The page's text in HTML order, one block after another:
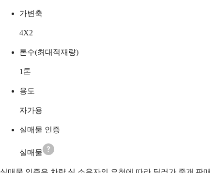
가변축
4X2
톤수(최대적재량)
1 톤
용도
자가용
실매물 인증
실매물